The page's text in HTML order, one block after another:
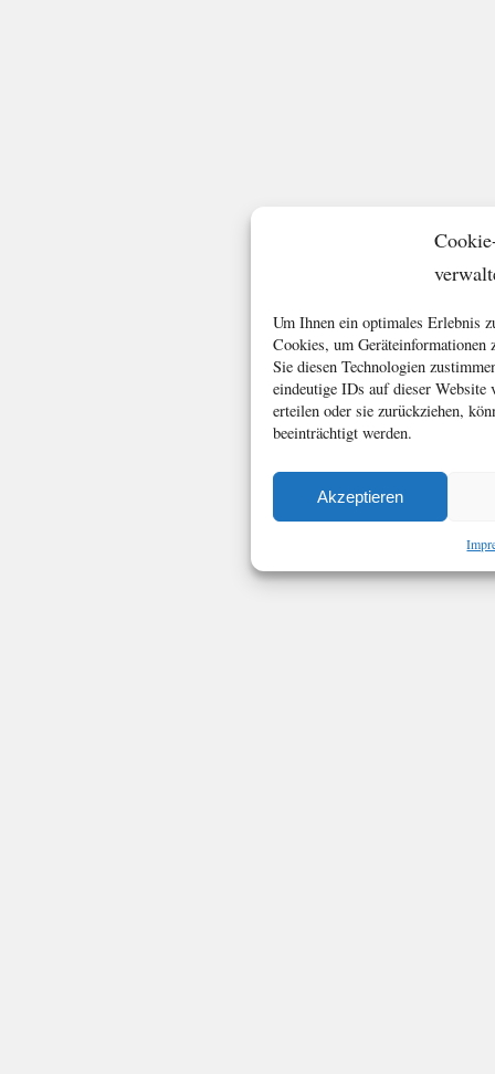
Um Ihnen ein optimales Erlebnis
Cookies, um Geräteinformationen
Sie diesen Technologien
eindeutige IDs auf dieser
erteilen oder sie zurückziehen,
beeinträchtigt werden.
Akzeptieren